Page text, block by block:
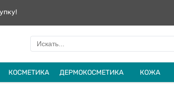
КОСМЕТИКА ДЕРМОКОСМЕТИКА КОЖА